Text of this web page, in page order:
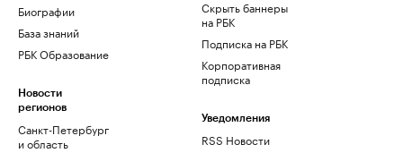
Биографии
База знаний
РБК Образование
Новости
регионов
Санкт-Петербург
и область
Скрыть баннеры
на РБК
Подписка на РБК
Корпоративная
подписка
Уведомления
RSS Новости